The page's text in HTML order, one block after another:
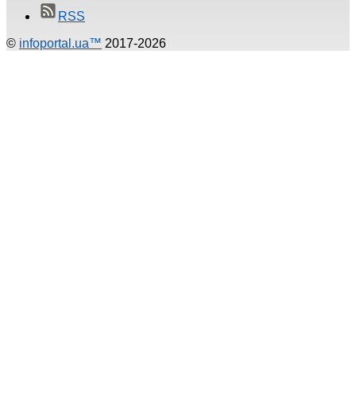
RSS
© infoportal.ua™ 2017-2026